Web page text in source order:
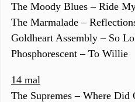
The Moody Blues – Ride
The Marmalade –
Goldheart Assembly – So
Phosphorescent – To Willie
14 mal
The Supremes – Where Did